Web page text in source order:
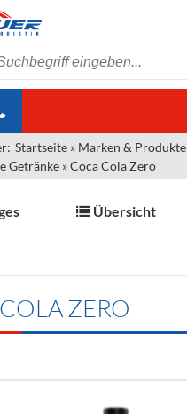
Gastronomie & Großhandel
& PRODUKTE
& Lieferbedingungen
Startseite » Marken & Produkte
Getränke »Coca Cola Zero
Übersicht
ZERO